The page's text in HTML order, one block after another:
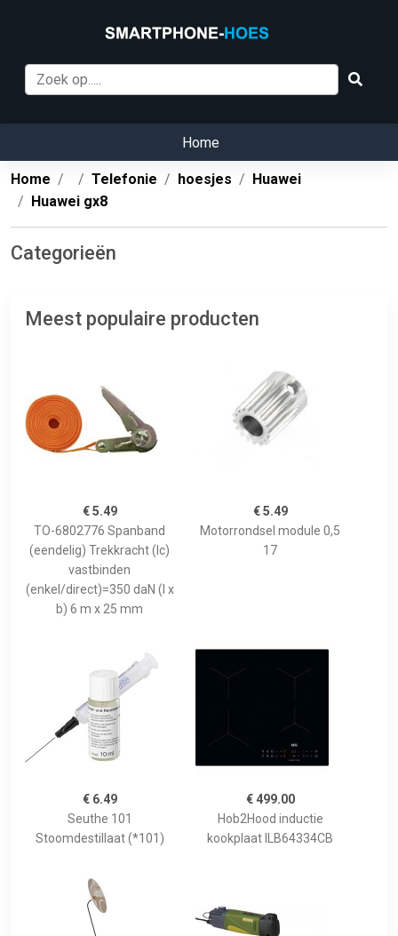
Home
Home Telefonie hoesjes
Huawei
Huawei gx8
Categorieën
Meest populaire producten
€ 5.49
TO-6802776 Spanband
(eendelig) Trekkracht (lc)
vastbinden
(enkel/direct)=350 daN (l x
b) 6 m x 25 mm
€ 5.49
Motorrondsel module 0,5
17
€ 6.49
Seuthe 101
Stoomdestillaat (*101)
€ 499.00
Hob2Hood inductie
kookplaat ILB64334CB